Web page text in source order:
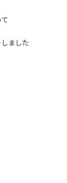
ました